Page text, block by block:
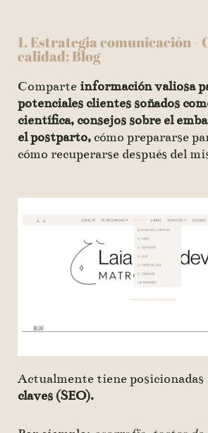
1. Estrategia comunicación -
calidad: Blog
Comparte información valiosa
potenciales clientes soñados
científica, consejos sobre el
el postparto, cómo prepararse
cómo recuperarse después del
Actualmente tiene posicionadas
claves (SEO).